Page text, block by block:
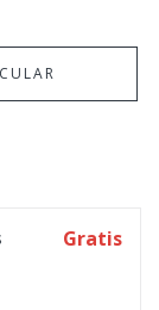
Gratis